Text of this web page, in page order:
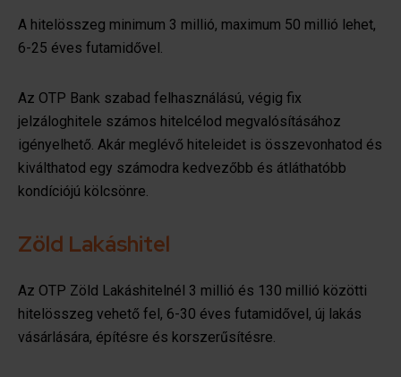
A hitelösszeg minimum 3 millió, maximum 50 millió lehet,
6-25 éves futamidővel.
Az OTP Bank szabad felhasználású, végig fix
jelzáloghitele számos hitelcélod megvalósításához
igényelhető. Akár meglévő hiteleidet is összevonhatod és
kiválthatod egy számodra kedvezőbb és átláthatóbb
kondíciójú kölcsönre.
Zöld Lakáshitel
Az OTP Zöld Lakáshitelnél 3 millió és 130 millió közötti
hitelösszeg vehető fel, 6-30 éves futamidővel, új lakás
vásárlására, építésre és korszerűsítésre.